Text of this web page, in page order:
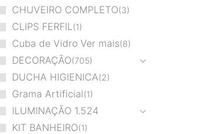
CHUVEIRO COMPLETO 3
CLIPS FERFIL 1
Cuba de Vidro Ver mais 8
DECORAÇÃO 705
DUCHA HIGIENICA 2
Grama Artificial 1
ILUMINAÇÃO 1.524
KIT BANHEIRO 1